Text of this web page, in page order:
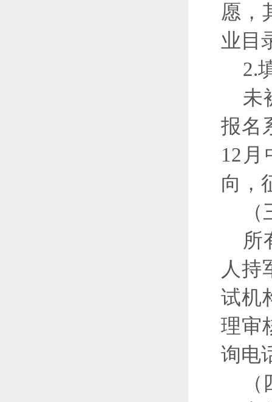
愿，
业目
2.
未
报名
12
向，
所
人持
试机
理审
询电